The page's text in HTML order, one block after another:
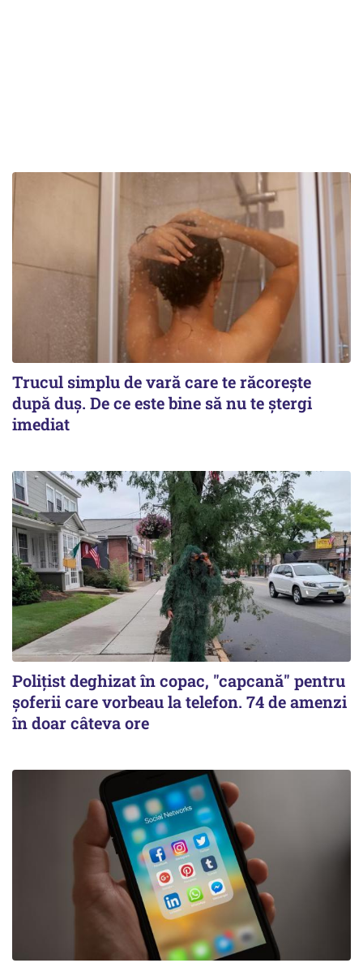
Trucul simplu de vară care te răcorește
după duș. De ce este bine să nu te ștergi
imediat
Polițist deghizat în copac, "capcană" pentru
șoferii care vorbeau la telefon. 74 de amenzi
în doar câteva ore